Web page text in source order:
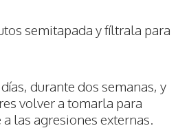
semitapada y fíltrala para
durante dos semanas, y
volver a tomarla para
las agresiones externas.